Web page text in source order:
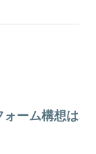
ーム構想は